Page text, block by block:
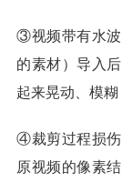
③视频带有水波
的素材）导入
起来晃动、模糊
④裁剪过程损伤
原视频的像素